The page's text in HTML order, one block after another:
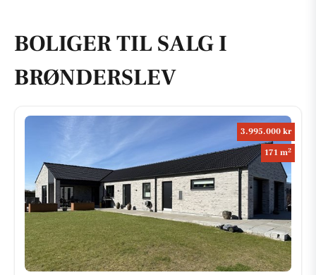
BOLIGER TIL SALG I
BRØNDERSLEV
3.995.000 kr
171 m2